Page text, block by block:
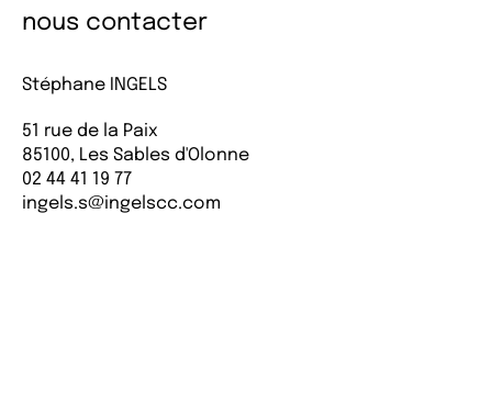
nous contacter
Stéphane INGELS
51 rue de la Paix
85100, Les Sables d'Olonne
02 44 41 19 77
ingels.s@ingelscc.com